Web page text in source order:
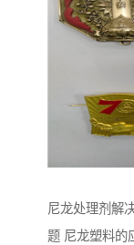
尼龙处理剂解
题 尼龙塑料的